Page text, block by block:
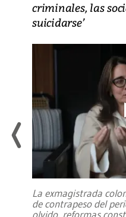
criminales, las
suicidarse’
La exmagistrada
de contrapeso del
olvido, reformas